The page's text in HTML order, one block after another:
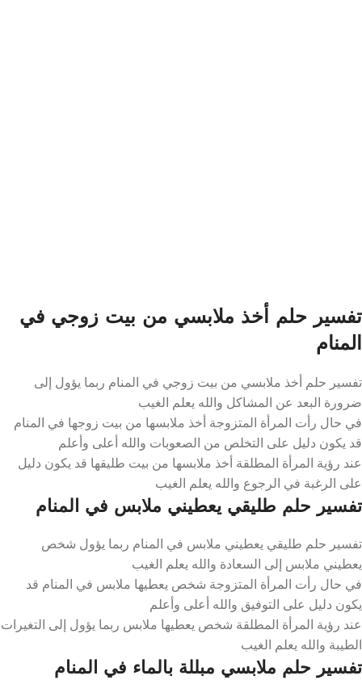
تفسير حلم أخذ ملابسي من بيت زوجي في
المنام
تفسير حلم أخذ ملابسي من بيت زوجي في المنام ربما يؤول إلى
ضرورة البعد عن المشاكل والله يعلم الغيب
في حال رأت المرأة المتزوجة أخذ ملابسها من بيت زوجها في المنام
قد يكون دليل على التخلص من الصعوبات والله أعلى وأعلم
عند رؤية المرأة المطلقة أخذ ملابسها من بيت طليقها قد يكون دليل
على الرغبة في الرجوع والله يعلم الغيب
تفسير حلم طليقي يعطيني ملابس في المنام
تفسير حلم طليقي يعطيني ملابس في المنام ربما يؤول شخص
يعطيني ملابس إلى السعادة والله يعلم الغيب
في حال رأت المرأة المتزوجة شخص يعطيها ملابس في المنام قد
يكون دليل على التوفيق والله أعلى وأعلم
عند رؤية المرأة المطلقة شخص يعطيها ملابس ربما يؤول إلى التغيرات
الطيبة والله يعلم الغيب
تفسير حلم ملابسي مبللة بالماء في المنام